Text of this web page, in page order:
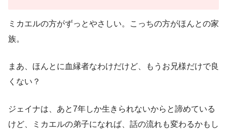
ミカエルの方がずっとやさしい。こっちの方がほんとの家
族。
まあ、ほんとに血縁者なわけだけど、もうお兄様だけで良
くない？
ジェイナは、あと7年しか生きられないからと諦めている
けど、ミカエルの弟子になれば、話の流れも変わるかもし